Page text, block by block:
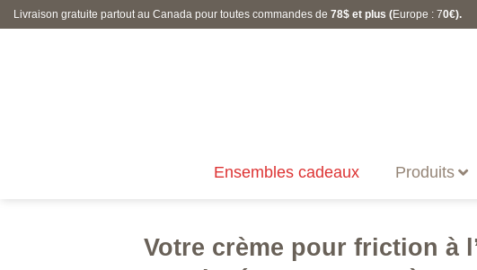
Skip
to
Livraison gratuite partout au Canada pour toutes commandes de 78$ et plus (Europe : 70€).
Ensembles cadeaux Produits
Votre crème pour friction à